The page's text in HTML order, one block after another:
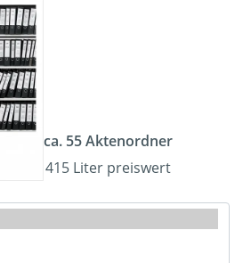
ca. 55 Aktenordner
415 Liter preiswert